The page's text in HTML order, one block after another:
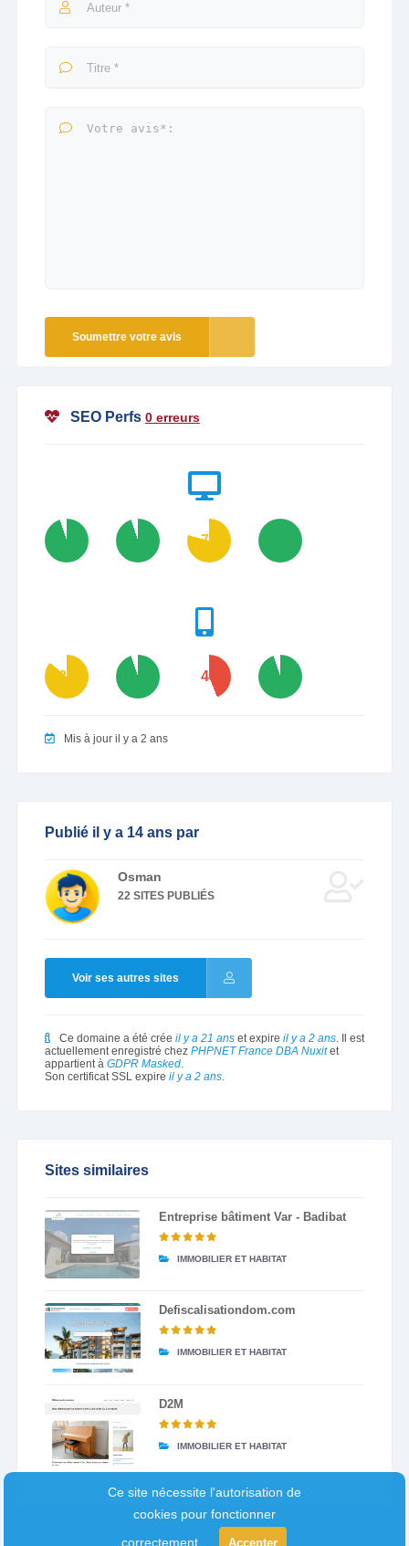
Soumettre votre avis
SEO Perfs 0 erreurs
95 95 79
86 95 44 95
Mis à jour il y a 2 ans
Publié il y a 14 ans par
Osman
22 SITES PUBLIÉS
Voir ses autres sites
Ce domaine a été crée il y a 21 anset expire il y a 2 ans. Il est
actuellement enregistré chez PHPNET France DBA Nuxitet
appartient à GDPR Masked.
Son certificat SSL expire il y a 2 ans.
Sites similaires
Entreprise bâtiment Var - Badibat
IMMOBILIER ET HABITAT
Defiscalisationdom.com
IMMOBILIER ET HABITAT
D2M
IMMOBILIER ET HABITAT
Ce site nécessite l'autorisation de
cookies pour fonctionner
correctement.
Accepter